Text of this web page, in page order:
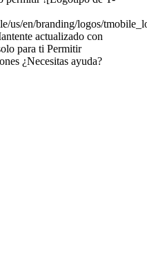
us/en/branding/logos/
actualizado con
para ti Permitir
¿Necesitas ayuda?